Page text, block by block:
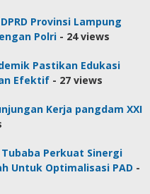
Provinsi Lampung
Polri - 24 views
Pastikan Edukasi
Efektif - 27 views
Kerja pangdam XXI
Perkuat Sinergi
Untuk Optimalisasi PAD -